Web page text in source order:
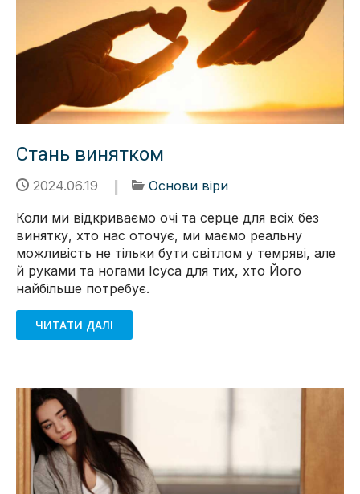
Стань винятком
2024.06.19
Основи віри
Коли ми відкриваємо очі та серце для всіх без
винятку, хто нас оточує, ми маємо реальну
можливість не тільки бути світлом у темряві, але
й руками та ногами Ісуса для тих, хто Його
найбільше потребує.
ЧИТАТИ ДАЛІ